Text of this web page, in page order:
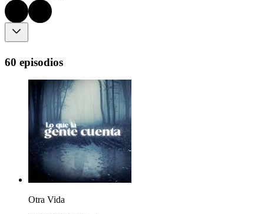
60 episodios
Otra Vida